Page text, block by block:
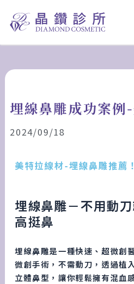
埋線鼻雕成功案例
2024/09/18
美特拉線材-埋線鼻雕推薦！
埋線鼻雕－不用動
高挺鼻
埋線鼻雕是一種快速、超微創
微創手術，不需動刀，透過植
立體鼻型，讓你輕鬆擁有混血